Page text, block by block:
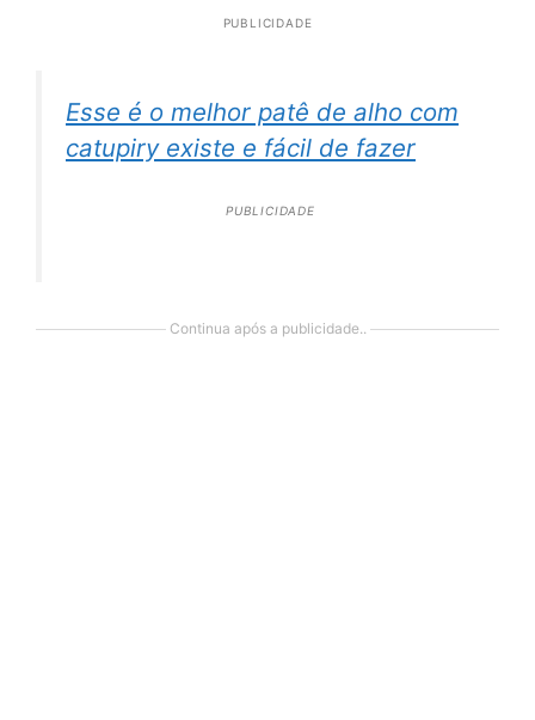
PUBLICIDADE
Esse é o melhor patê de alho com
catupiry existe e fácil de fazer
PUBLICIDADE
Continua após a publicidade..